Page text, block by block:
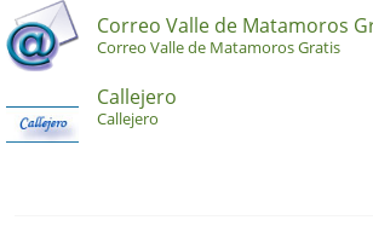
Correo Valle de Matamoros
Correo Valle de Matamoros Gratis
Callejero
Callejero